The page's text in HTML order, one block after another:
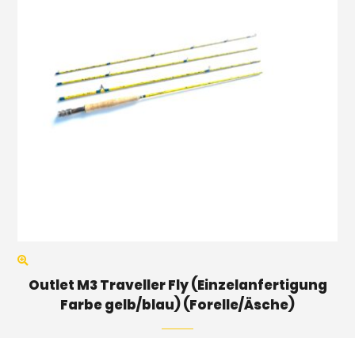
Outlet M3 Traveller Fly (Einzelanfertigung
Farbe gelb/blau) (Forelle/Äsche)